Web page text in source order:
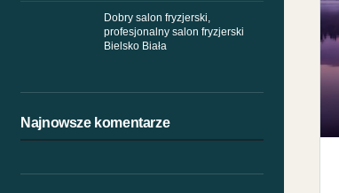
Dobry salon fryzjerski,
profesjonalny salon fryzjerski
Bielsko Biała
Najnowsze komentarze